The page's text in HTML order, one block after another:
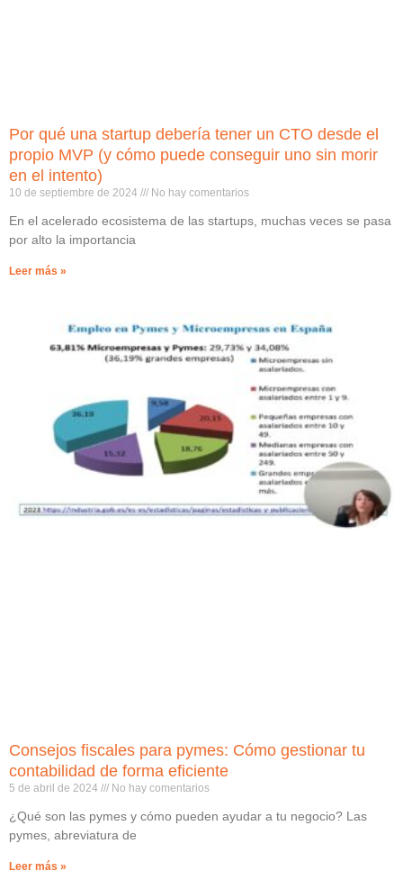
Por qué una startup debería tener un CTO desde el
propio MVP (y cómo puede conseguir uno sin morir
en el intento)
10 de septiembre de 2024 No hay comentarios
En el acelerado ecosistema de las startups, muchas veces se pasa
por alto la importancia
Leer más »
Consejos fiscales para pymes: Cómo gestionar tu
contabilidad de forma eficiente
5 de abril de 2024 No hay comentarios
¿Qué son las pymes y cómo pueden ayudar a tu negocio? Las
pymes, abreviatura de
Leer más »